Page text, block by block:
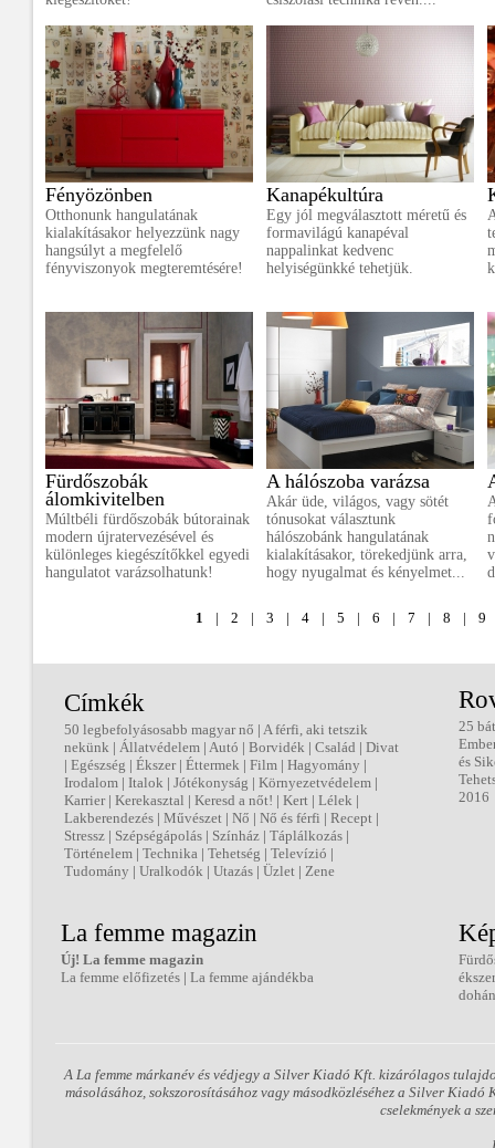
Fényözönben
Otthonunk hangulatának
kialakításakor helyezzünk nagy
hangsúlyt a megfelelő
fényviszonyok megteremtésére!
Kanapékultúra
Egy jól megválasztott méretű és
formavilágú kanapéval
nappalinkat kedvenc
helyiségünkké tehetjük.
Fürdőszobák
álomkivitelben
Múltbéli fürdőszobák bútorainak
modern újratervezésével és
különleges kiegészítőkkel egyedi
hangulatot varázsolhatunk!
A hálószoba varázsa
Akár üde, világos, vagy sötét
tónusokat választunk
hálószobánk hangulatának
kialakításakor, törekedjünk arra,
hogy nyugalmat és kényelmet...
1 | 2 | 3 | 4 | 5 | 6 | 7 | 8 | 9
Címkék
50 legbefolyásosabb magyar nő | A férfi, aki tetszik
nekünk | Állatvédelem | Autó | Borvidék | Család | Divat
| Egészség | Ékszer| Éttermek | Film | Hagyomány |
Irodalom | Italok | Jótékonyság | Környezetvédelem |
Karrier| Kerekasztal | Keresd a nőt! | Kert | Lélek |
Lakberendezés | Művészet | Nő | Nő és férfi | Recept |
Stressz | Szépségápolás | Színház | Táplálkozás |
Történelem | Technika | Tehetség | Televízió |
Tudomány | Uralkodók | Utazás | Üzlet | Zene
25
és
2016
La femme magazin
Új! La femme magazin
La femme előfizetés | La femme ajándékba
A La femme márkanév és védjegy a Silver Kiadó Kft. kizárólagos
másolásához, sokszorosításához vagy másodközléséhez a Silver
cselekmények a